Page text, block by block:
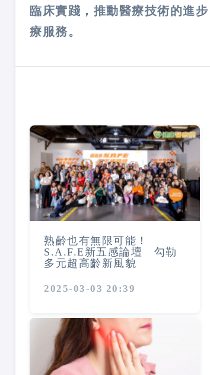
臨床實踐，推動醫療技術的進
療服務。
熟齡也有無限可能！
S.A.F.E新五感論壇 勾勒
多元超高齡新風貌
2025-03-03 20:39